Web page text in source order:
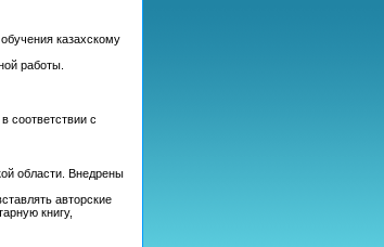
казахскому
работы.
соответствии с
области. Внедрены
авторские
книгу,